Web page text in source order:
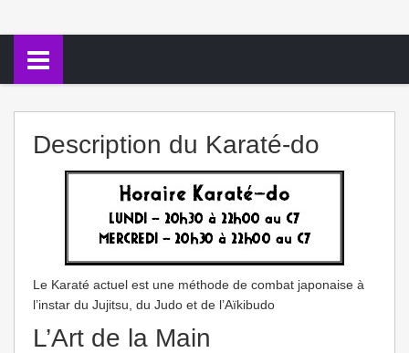
Description du Karaté-do
Le Karaté actuel est une méthode de combat japonaise à
l’instar du Jujitsu, du Judo et de l’Aïkibudo
L’Art de la Main